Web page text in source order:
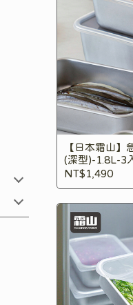
【日本霜山】
(深型)-1.8L-3
NT$1,490